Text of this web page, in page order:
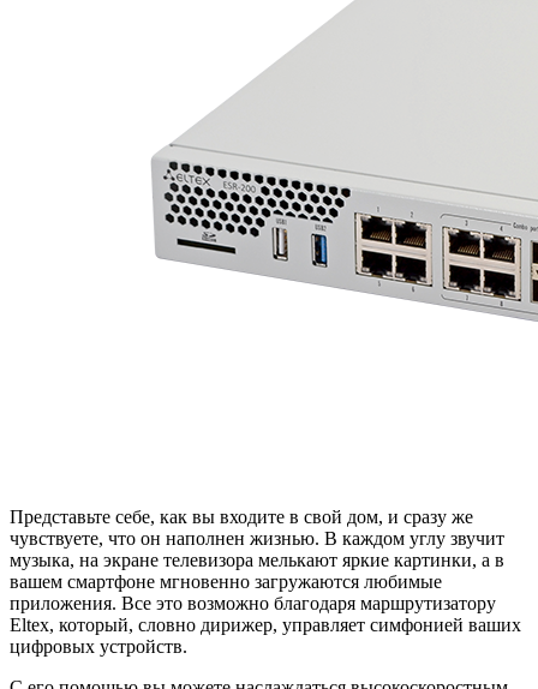
Представьте себе, как вы входите в свой дом, и сразу же
чувствуете, что он наполнен жизнью. В каждом углу звучит
музыка, на экране телевизора мелькают яркие картинки, а в
вашем смартфоне мгновенно загружаются любимые
приложения. Все это возможно благодаря маршрутизатору
Eltex, который, словно дирижер, управляет симфонией ваших
цифровых устройств.